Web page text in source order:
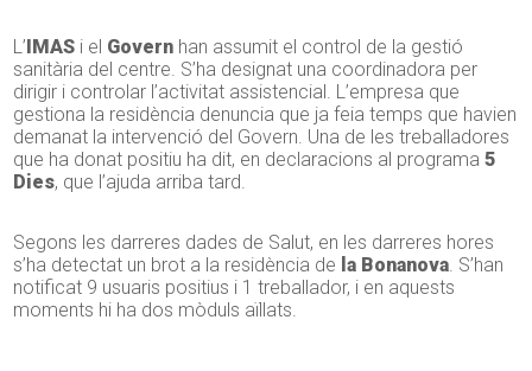
L’ IMAS i el Govern han assumit el control de la gestió
sanitària del centre. S’ha designat una coordinadora per
dirigir i controlar l’activitat assistencial. L’empresa que
gestiona la residència denuncia que ja feia temps que havien
demanat la intervenció del Govern. Una de les treballadores
que ha donat positiu ha dit, en declaracions al programa 5
Dies, que l’ajuda arriba tard.
Segons les darreres dades de Salut, en les darreres hores
s’ha detectat un brot a la residència de la Bonanova. S’han
notificat 9 usuaris positius i 1 treballador, i en aquests
moments hi ha dos mòduls aïllats.